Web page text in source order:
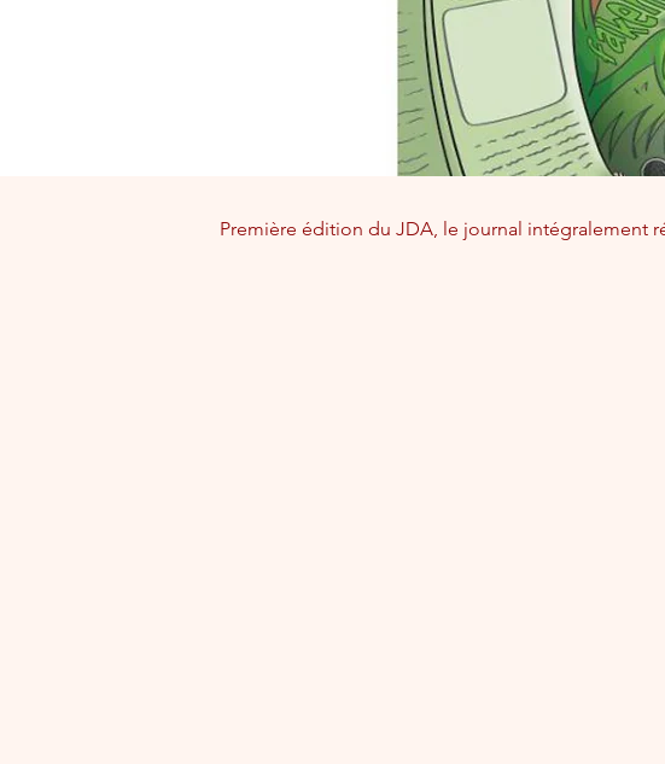
Première édition du JDA, le journal intégralement